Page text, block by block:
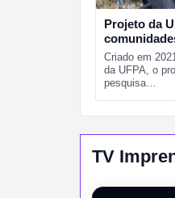
Projeto da
Pará
Criado em
da UFPA, o
pesquisa…
TV